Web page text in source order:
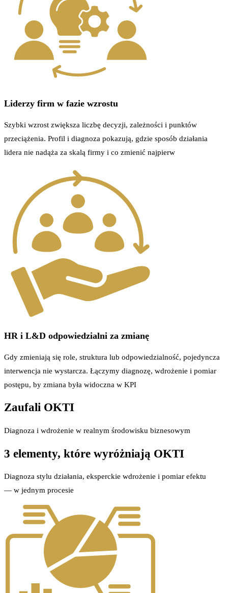
Liderzy firm w fazie wzrostu
Szybki wzrost zwiększa liczbę decyzji, zależności i punktów
przeciążenia. Profil i diagnoza pokazują, gdzie sposób działania
lidera nie nadąża za skalą firmy i co zmienić najpierw
HR i L&D odpowiedzialni za zmianę
Gdy zmieniają się role, struktura lub odpowiedzialność, pojedyncza
interwencja nie wystarcza. Łączymy diagnozę, wdrożenie i pomiar
postępu, by zmiana była widoczna w KPI
Zaufali OKTI
Diagnoza i wdrożenie w realnym środowisku biznesowym
3 elementy, które wyróżniają OKTI
Diagnoza stylu działania, eksperckie wdrożenie i pomiar efektu
— w jednym procesie